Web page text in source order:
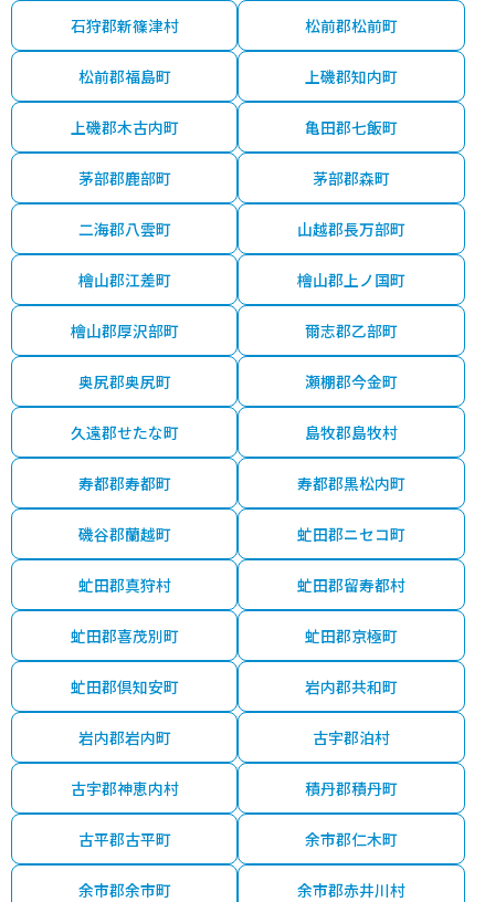
石狩郡新篠津村 松前郡松前町
松前郡福島町 上磯郡知内町
上磯郡木古内町 亀田郡七飯町
茅部郡鹿部町 茅部郡森町
二海郡八雲町 山越郡長万部町
檜山郡江差町 檜山郡上ノ国町
檜山郡厚沢部町 爾志郡乙部町
奥尻郡奥尻町 瀬棚郡今金町
久遠郡せたな町 島牧郡島牧村
寿都郡寿都町 寿都郡黒松内町
磯谷郡蘭越町 虻田郡ニセコ町
虻田郡真狩村 虻田郡留寿都村
虻田郡喜茂別町 虻田郡京極町
虻田郡倶知安町 岩内郡共和町
岩内郡岩内町 古宇郡泊村
古宇郡神恵内村 積丹郡積丹町
古平郡古平町 余市郡仁木町
余市郡余市町 余市郡赤井川村